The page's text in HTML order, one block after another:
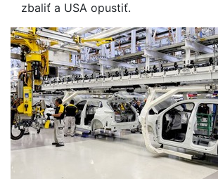
zbaliť a USA opustiť.